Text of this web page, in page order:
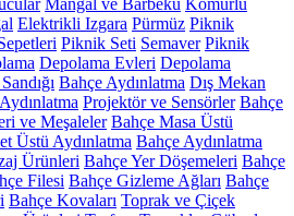
Mangal ve Barbekü Kömürlü
Elektrikli Izgara Pürmüz Piknik
Piknik Seti Semaver Piknik
Depolama Evleri Depolama
Bahçe Aydınlatma Dış Mekan
Projektör ve Sensörler Bahçe
ve Meşaleler Bahçe Masa Üstü
Üstü Aydınlatma Bahçe Aydınlatma
Ürünleri Bahçe Yer Döşemeleri Bahçe
Filesi Bahçe Gizleme Ağları Bahçe
Bahçe Kovaları Toprak ve Çiçek